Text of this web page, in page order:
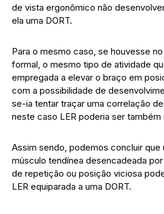
de vista ergonômico não
ela uma DORT.
Para o mesmo caso, se houvesse
formal, o mesmo tipo de atividade
empregada a elevar o braço em
com a possibilidade de
se-ia tentar traçar uma correlação
neste caso LER poderia ser também
Assim sendo, podemos concluir que
músculo tendínea desencadeada
de repetição ou posição viciosa
LER equiparada a uma DORT.